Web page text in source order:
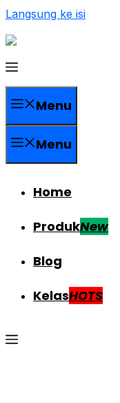
Langsung ke isi
Menu
Menu
Home
ProdukNew
Blog
KelasHOTS